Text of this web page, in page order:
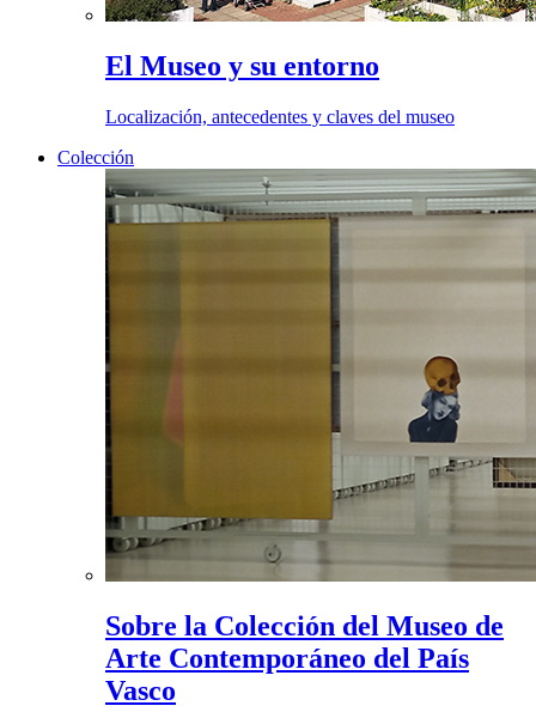
El Museo y su entorno
Localización, antecedentes y claves del museo
Colección
Sobre la Colección del Museo de
Arte Contemporáneo del País
Vasco